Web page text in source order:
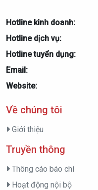
Hotline kinh doanh:
Hotline dịch vụ:
Hotline tuyển dụng:
Email:
Website:
Về chúng tôi
Giới thiệu
Truyền thông
Thông cáo báo chí
Hoạt động nội bộ